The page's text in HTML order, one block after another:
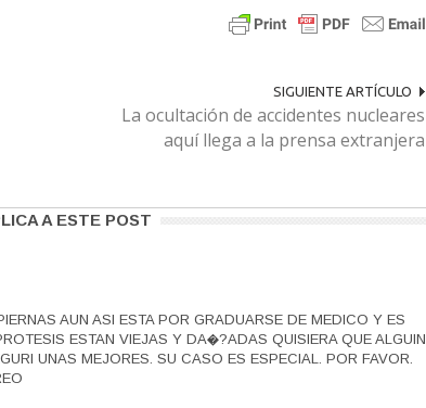
SIGUIENTE ARTÍCULO
La ocultación de accidentes nucleares
aquí llega a la prensa extranjera
A ESTE POST
AUN ASI ESTA POR GRADUARSE DE MEDICO Y ES
ESTAN VIEJAS Y DA�?ADAS QUISIERA QUE ALGUIN
UNAS MEJORES. SU CASO ES ESPECIAL. POR FAVOR.